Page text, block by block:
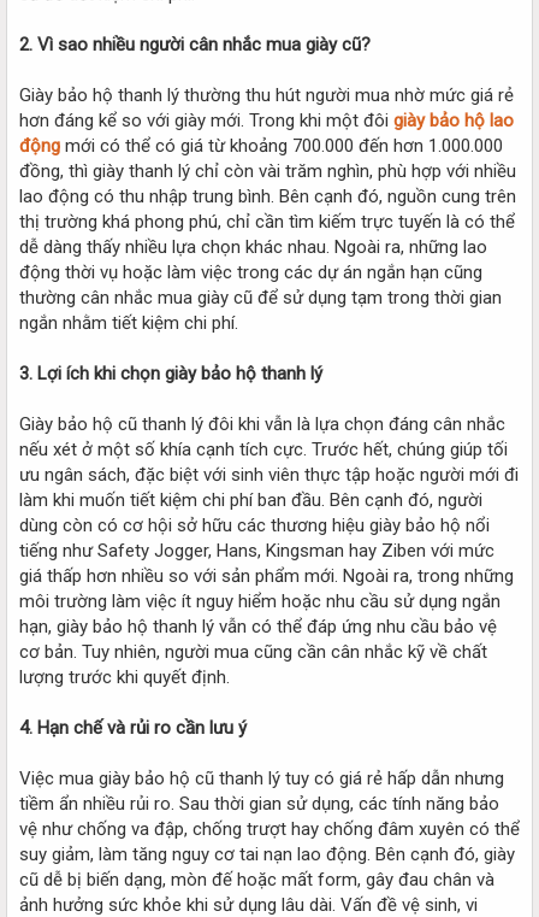
2. Vì sao nhiều người cân nhắc mua giày cũ?
Giày bảo hộ thanh lý thường thu hút người mua nhờ mức giá rẻ
hơn đáng kể so với giày mới. Trong khi một đôi giày bảo hộ lao
động mới có thể có giá từ khoảng 700.000 đến hơn 1.000.000
đồng, thì giày thanh lý chỉ còn vài trăm nghìn, phù hợp với nhiều
lao động có thu nhập trung bình. Bên cạnh đó, nguồn cung trên
thị trường khá phong phú, chỉ cần tìm kiếm trực tuyến là có thể
dễ dàng thấy nhiều lựa chọn khác nhau. Ngoài ra, những lao
động thời vụ hoặc làm việc trong các dự án ngắn hạn cũng
thường cân nhắc mua giày cũ để sử dụng tạm trong thời gian
ngắn nhằm tiết kiệm chi phí.
3. Lợi ích khi chọn giày bảo hộ thanh lý
Giày bảo hộ cũ thanh lý đôi khi vẫn là lựa chọn đáng cân nhắc
nếu xét ở một số khía cạnh tích cực. Trước hết, chúng giúp tối
ưu ngân sách, đặc biệt với sinh viên thực tập hoặc người mới đi
làm khi muốn tiết kiệm chi phí ban đầu. Bên cạnh đó, người
dùng còn có cơ hội sở hữu các thương hiệu giày bảo hộ nổi
tiếng như Safety Jogger, Hans, Kingsman hay Ziben với mức
giá thấp hơn nhiều so với sản phẩm mới. Ngoài ra, trong những
môi trường làm việc ít nguy hiểm hoặc nhu cầu sử dụng ngắn
hạn, giày bảo hộ thanh lý vẫn có thể đáp ứng nhu cầu bảo vệ
cơ bản. Tuy nhiên, người mua cũng cần cân nhắc kỹ về chất
lượng trước khi quyết định.
4. Hạn chế và rủi ro cần lưu ý
Việc mua giày bảo hộ cũ thanh lý tuy có giá rẻ hấp dẫn nhưng
tiềm ẩn nhiều rủi ro. Sau thời gian sử dụng, các tính năng bảo
vệ như chống va đập, chống trượt hay chống đâm xuyên có thể
suy giảm, làm tăng nguy cơ tai nạn lao động. Bên cạnh đó, giày
cũ dễ bị biến dạng, mòn đế hoặc mất form, gây đau chân và
ảnh hưởng sức khỏe khi sử dụng lâu dài. Vấn đề vệ sinh, vi